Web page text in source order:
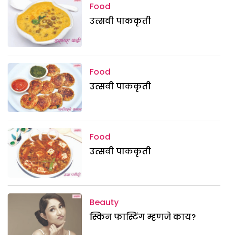
Food
उत्सवी पाककृती
Food
उत्सवी पाककृती
Food
उत्सवी पाककृती
Beauty
स्किन फास्टिंग म्हणजे काय?